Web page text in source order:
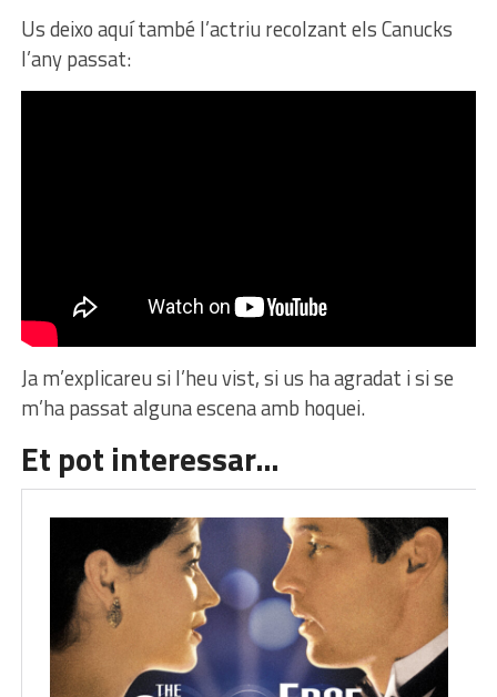
Us deixo aquí també l’actriu recolzant els Canucks
l’any passat:
Ja m’explicareu si l’heu vist, si us ha agradat i si se
m’ha passat alguna escena amb hoquei.
Et pot interessar…